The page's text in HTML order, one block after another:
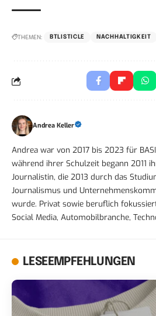
THEMEN: BTLISTICLE NACHHALTIGKEIT
Andrea Keller
Andrea war von 2017 bis 2023 für
während ihrer Schulzeit begann 2011
Journalistin, die 2013 durch das
Journalismus und
wurde. Privat sowie beruflich
Social Media, Automobilbranche,
LESEEMPFEHLUNGEN